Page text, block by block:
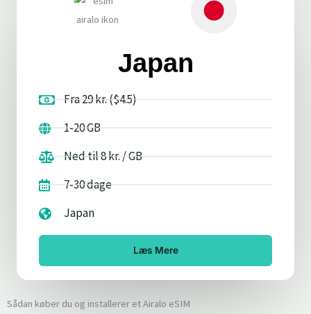
Japan
Fra 29 kr. ($4.5)
1-20 GB
Ned til 8 kr. / GB
7-30 dage
Japan
Læs Mere
Sådan køber du og installerer et Airalo eSIM